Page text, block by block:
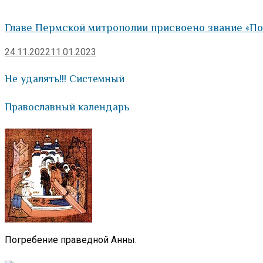
Главе Пермской митрополии присвоено звание
24.11.202211.01.2023
Не удалять!!! Системный
Православный календарь
Погребение праведной Анны.